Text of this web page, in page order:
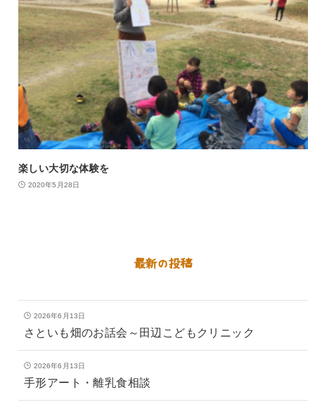
楽しい大切な体験を
2020年5月28日
最新の投稿
2026年6月13日
さといも畑のお話会～田辺こどもクリニック
2026年6月13日
手形アート・離乳食相談